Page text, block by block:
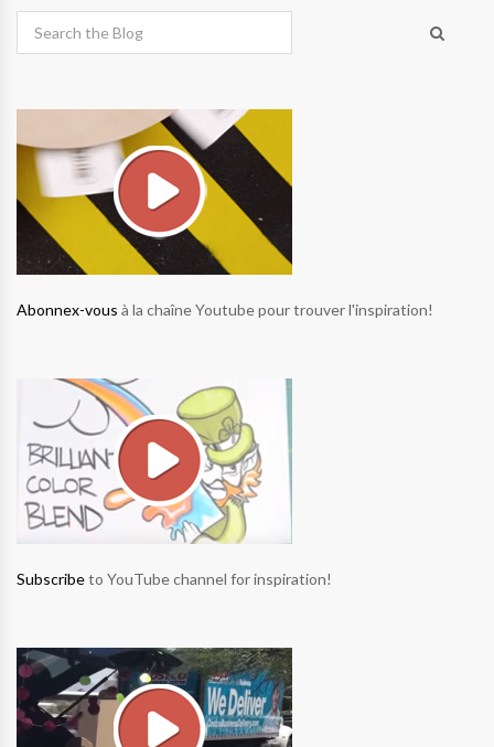
Abonnex-vous à la chaîne Youtube pour trouver l'inspiration!
Subscribeto YouTube channel for inspiration!